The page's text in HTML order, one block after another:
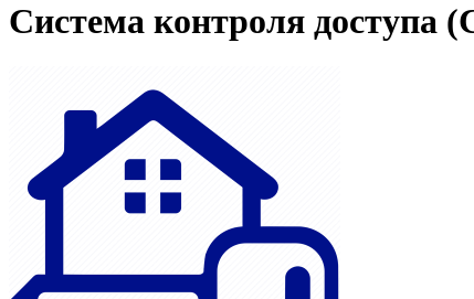
Система контроля доступа